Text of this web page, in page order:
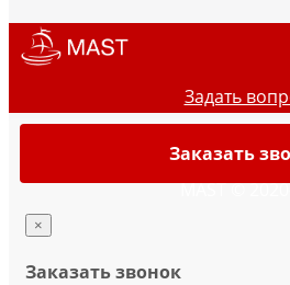
Задать
Заказать
MAST ©
×
Заказать звонок